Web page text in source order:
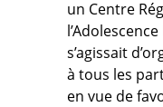
un Centre
s’agissait
à tous les
en vue de